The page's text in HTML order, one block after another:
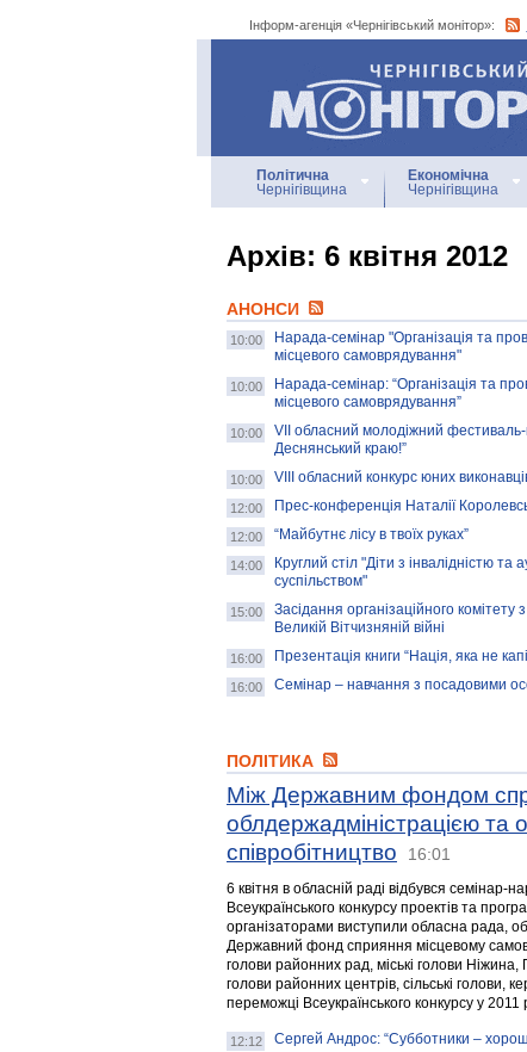
Інформ-агенція «Чернігівський монітор»:
Інформ-агенція
«Чернігівський монітор»
Політична
Чернігівщина
Економічна
Чернігівщина
Архiв: 6 квітня 2012
АНОНСИ
10:00
Нарада-семінар "Організація та
місцевого самоврядування"
10:00
Нарада-семінар: “Організація та
місцевого самоврядування”
10:00
VII обласний молодіжний фестиваль-
Деснянський краю!”
10:00 VIII обласний конкурс юних
12:00 Прес-конференція Наталії
12:00 “Майбутнє лісу в твоїх руках”
14:00
Круглий стіл "Діти з інвалідністю
суспільством"
15:00
Засідання організаційного комітету
Великій Вітчизняній війні
16:00 Презентація книги “Нація, яка не
16:00 Семінар – навчання з посадовими
ПОЛІТИКА
Між Державним фондом
облдержадміністрацією та
співробітництво
16:01
6 квітня в обласній раді відбувся
Всеукраїнського конкурсу проектів та
організаторами виступили обласна рада,
Державний фонд сприяння місцевому
голови районних рад, міські голови Ніжина,
голови районних центрів, сільські голови,
переможці Всеукраїнського конкурсу у 2011
12:12 Сергей Андрос: “Субботники –